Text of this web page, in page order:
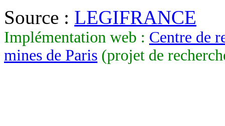
Source : LEGIFRANCE
Implémentation web : Centre de
mines de Paris (projet de